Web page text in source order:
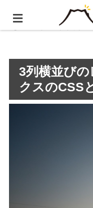
ホーム 静岡県の
並びのレスポンシブボックス
3列横並び
クスのCSS